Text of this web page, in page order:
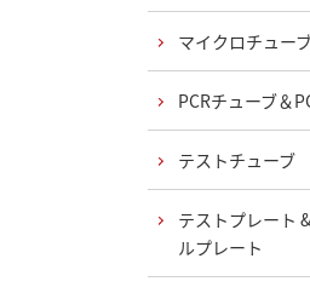
マイクロチュー
PCRチューブ＆
テストチューブ
テストプレート
ルプレート